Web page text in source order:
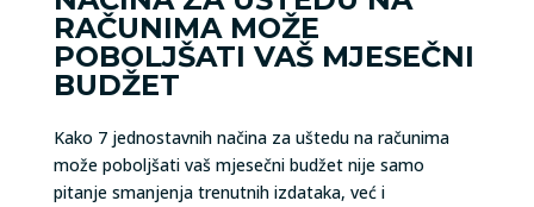
RAČUNIMA MOŽE
POBOLJŠATI VAŠ MJESEČNI
BUDŽET
Kako 7 jednostavnih načina za uštedu na računima
može poboljšati vaš mjesečni budžet nije samo
pitanje smanjenja trenutnih izdataka, već i